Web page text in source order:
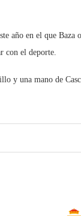
año en el que
con el deporte.
y una mano de